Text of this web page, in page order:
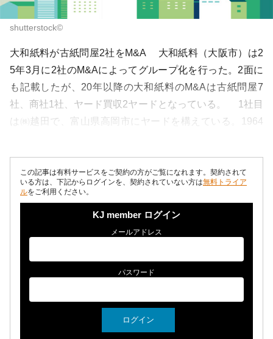
shutterstock©
大和紙料が古紙問屋2社をM&A 大和紙料（大阪市）は2
5年3月に2社のM&Aによってグループ化を行った。2面に
も記載したが、20年以降の大和紙料のM&Aは古紙問屋7
社、商社1社、ヤード買収2ヤードとなっている。 1社目
は㈱越田で、富山県高岡市にヤードを構えている。1964
この記事は有料サービスをご契約の方がご覧になれます。契約されて
いる方は、下記からログインを、契約されていない方は無料トライア
ルをご利用ください。
KJ member ログイン
メールアドレス
パスワード